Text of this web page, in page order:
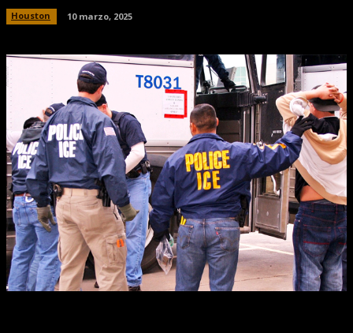
Houston 10 marzo, 2025
Facebook X Pinterest WhatsApp